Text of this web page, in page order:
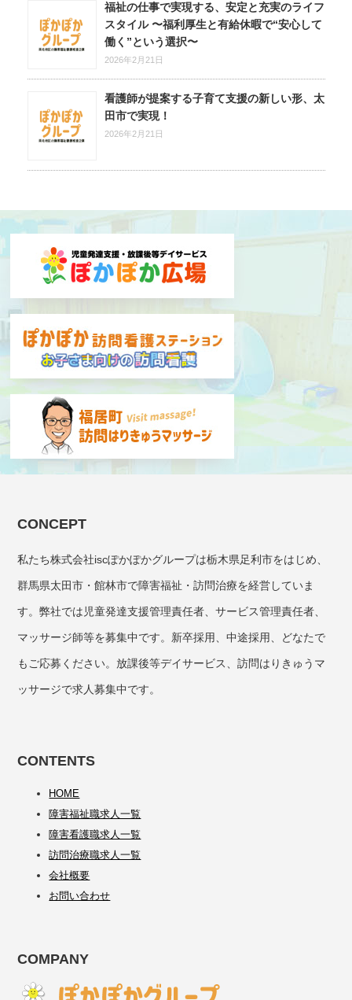
福祉の仕事で実現する、安定と充実のライフ
スタイル 〜福利厚生と有給休暇で“安心して
働く”という選択〜
2026年2月21日
看護師が提案する子育て支援の新しい形、太
田市で実現！
2026年2月21日
CONCEPT
私たち株式会社iscぽかぽかグループは栃木県足利市をはじめ、
群馬県太田市・館林市で障害福祉・訪問治療を経営していま
す。弊社では児童発達支援管理責任者、サービス管理責任者、
マッサージ師等を募集中です。新卒採用、中途採用、どなたで
もご応募ください。放課後等デイサービス、訪問はりきゅうマ
ッサージで求人募集中です。
CONTENTS
HOME
障害福祉職求人一覧
障害看護職求人一覧
訪問治療職求人一覧
会社概要
お問い合わせ
COMPANY